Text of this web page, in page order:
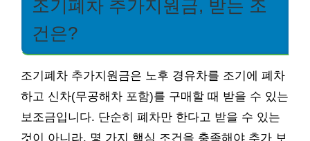
조기폐차 추가지원금, 받는 조
건은?
조기폐차 추가지원금은 노후 경유차를 조기에 폐차
하고 신차(무공해차 포함)를 구매할 때 받을 수 있는
보조금입니다. 단순히 폐차만 한다고 받을 수 있는
것이 아니라, 몇 가지 핵심 조건을 충족해야 추가 보